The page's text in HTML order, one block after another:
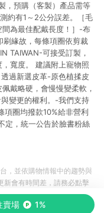
，預購（客製）產品需等
約有1～2公分誤差。［毛
為最佳配戴長度！］-布
緣故，每條項圈依剪裁
TAIWAN-可接受訂製，
寬度。 建議附上寵物照
過新選皮革-原色植揉皮
戴略硬，會慢慢變柔軟，
變更的權利。-我們支持
項圈均撥款10%給非營利
定，統一公告於臉書粉絲
賣場 1%
，並依購物情報中的趨勢與
新會有時間差，請務必點擊
一切資訊以合作廠商網頁為